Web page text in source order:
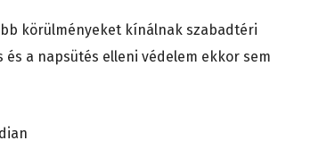
körülményeket kínálnak szabadtéri
a napsütés elleni védelem ekkor sem